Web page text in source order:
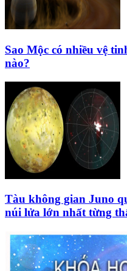
Sao Mộc có nhiều vệ
nào?
Tàu không gian Juno
núi lửa lớn nhất từng